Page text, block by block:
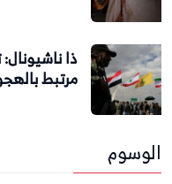
ذا
مرتبط
الوسوم